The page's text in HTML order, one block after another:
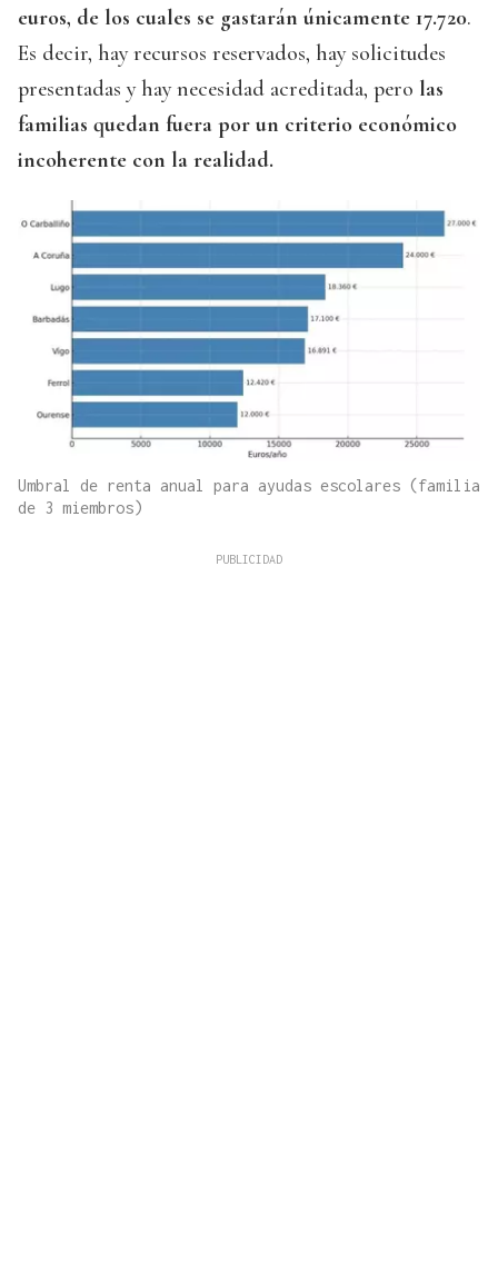
euros, de los cuales se gastarán únicamente 17.720.
Es decir, hay recursos reservados, hay solicitudes
presentadas y hay necesidad acreditada, pero las
familias quedan fuera por un criterio económico
incoherente con la realidad.
Umbral de renta anual para ayudas escolares (familia
de 3 miembros)